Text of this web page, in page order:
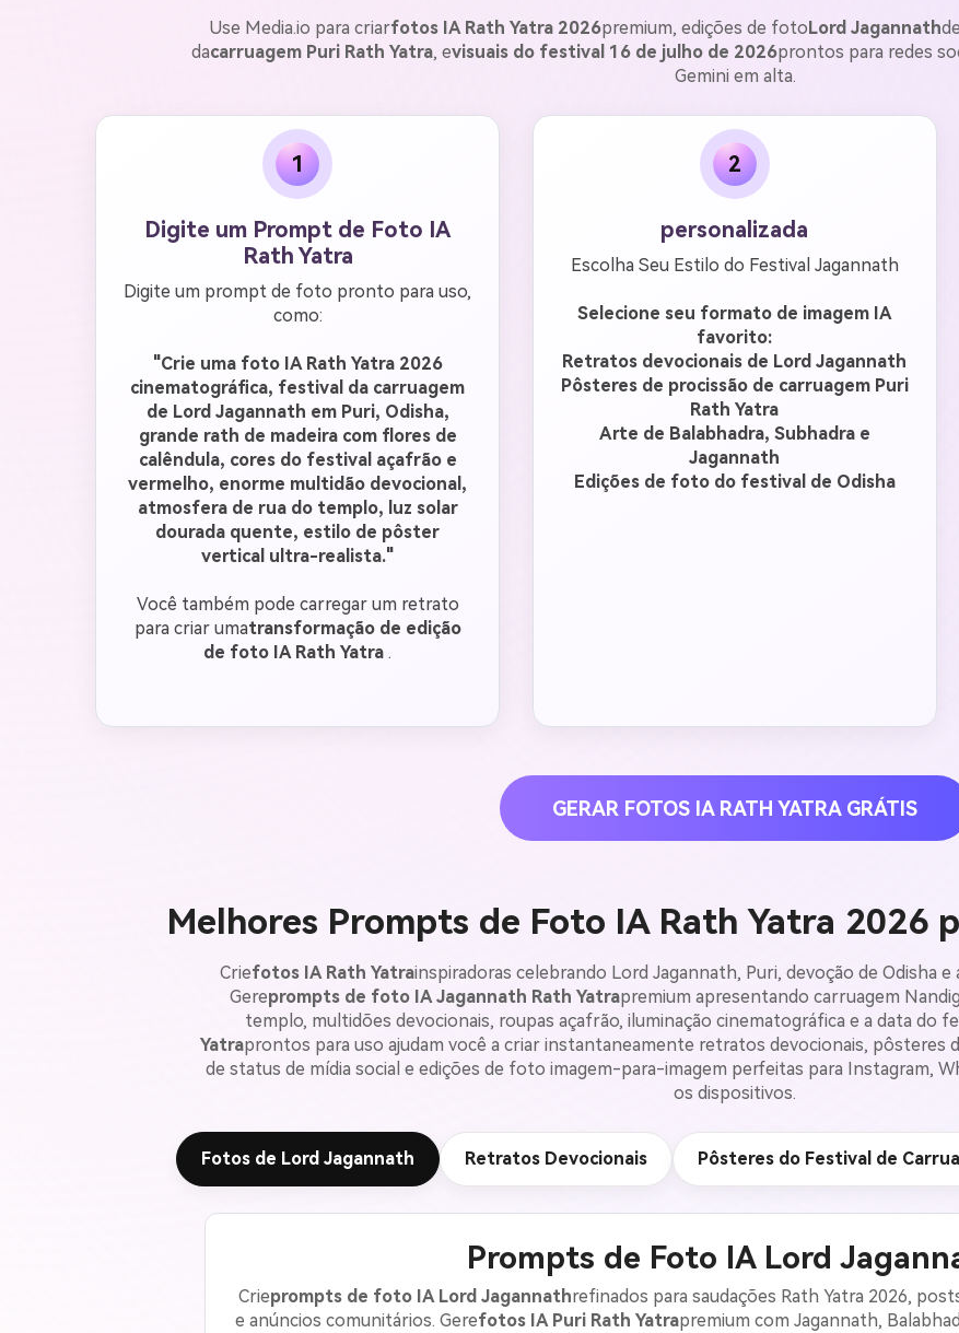
Use Media.io para criarfotos IA Rath Yatra 2026premium, edições de fotoLord Jagannath
dacarruagem Puri Rath Yatra, evisuais do festival 16 de julho de 2026prontos para redes
Gemini em alta.
1
Digite um Prompt de Foto IA
Rath Yatra
Digite um prompt de foto pronto para uso,
como:
"Crie uma foto IA Rath Yatra 2026
cinematográfica, festival da carruagem
de Lord Jagannath em Puri, Odisha,
grande rath de madeira com flores de
calêndula, cores do festival açafrão e
vermelho, enorme multidão devocional,
atmosfera de rua do templo, luz solar
dourada quente, estilo de pôster
vertical ultra-realista."
Você também pode carregar um retrato
para criar umatransformação de edição
de foto IA Rath Yatra .
2
personalizada
Escolha Seu Estilo do Festival Jagannath
Selecione seu formato de imagem IA
favorito:
Retratos devocionais de Lord Jagannath
Pôsteres de procissão de carruagem Puri
Rath Yatra
Arte de Balabhadra, Subhadra e
Jagannath
Edições de foto do festival de Odisha
GERAR FOTOS IA RATH YATRA GRÁTIS
Melhores Prompts de Foto IA Rath Yatra 2026
Criefotos IA Rath Yatrainspiradoras celebrando Lord Jagannath, Puri, devoção de Odisha
Gereprompts de foto IA Jagannath Rath Yatrapremium apresentando carruagem
templo, multidões devocionais, roupas açafrão, iluminação cinematográfica e a data do
Yatraprontos para uso ajudam você a criar instantaneamente retratos devocionais, pôsteres
de status de mídia social e edições de foto imagem-para-imagem perfeitas para Instagram,
os dispositivos.
Fotos de Lord Jagannath Retratos Devocionais Pôsteres do Festival de
Prompts de Foto IA Lord
Crieprompts de foto IA Lord Jagannathrefinados para saudações Rath Yatra 2026,
e anúncios comunitários. Gerefotos IA Puri Rath Yatrapremium com Jagannath,